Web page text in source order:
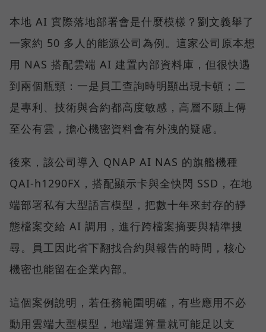
本地 AI 實際落地部署會是什麼模樣？劉文義舉了
一家約 50 多人的能源公司為例。這家公司原本想
用 NAS 搭配雲端 AI 建置內部資料庫，但很快遇
到兩個瓶頸：一是員工查詢時明顯出現卡頓；二
是專利、技術與合約都高度敏感，高層不願上傳
至公有雲，擔心機密資料會有外洩的疑慮。
後來，該公司導入 QNAP AI NAS 的旗艦機種
QAI-h1290FX，搭配顯示卡與全快閃 SSD，在地
端部署私有大型語言模型，把數十年來封存的靜
態檔案交給 AI 調用，進行跨檔案摘要與精準搜
尋。員工因此省下翻找合約與報告的時間，核心
機密也能留在企業內部。
這個案例說明，若任務範圍明確，有些應用不必
動用雲端大型模型，地端運算量就可能足以支